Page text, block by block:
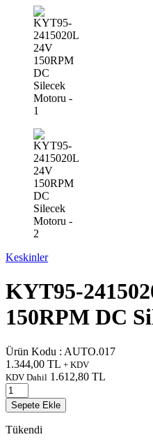
Keskinler
KYT95-
150RPM DC
Ürün Kodu : AUTO.017
1.344,00 TL + KDV
KDV Dahil 1.612,80 TL
Sepete Ekle
Tükendi